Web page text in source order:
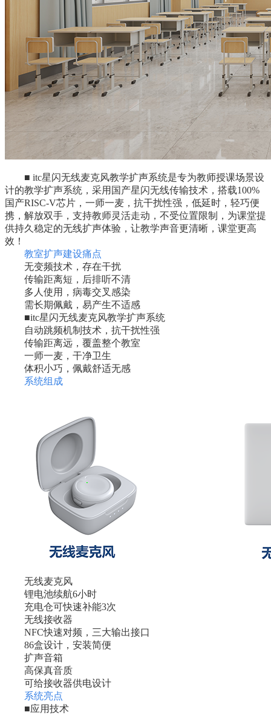
■ itc星闪无线麦克风教学扩声系统是专为教师授课场景设
计的教学扩声系统，采用国产星闪无线传输技术，搭载100%
国产RISC-V芯片，一师一麦，抗干扰性强，低延时，轻巧便
携，解放双手，支持教师灵活走动，不受位置限制，为课堂提
供持久稳定的无线扩声体验，让教学声音更清晰，课堂更高
效！
教室扩声建设痛点
无变频技术，存在干扰
传输距离短，后排听不清
多人使用，病毒交叉感染
需长期佩戴，易产生不适感
■itc星闪无线麦克风教学扩声系统
自动跳频机制技术，抗干扰性强
传输距离远，覆盖整个教室
一师一麦，干净卫生
体积小巧，佩戴舒适无感
系统组成
无线麦克风
锂电池续航6小时
充电仓可快速补能3次
无线接收器
NFC快速对频，三大输出接口
86盒设计，安装简便
扩声音箱
高保真音质
可给接收器供电设计
系统亮点
■应用技术